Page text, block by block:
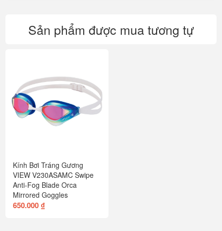
Sản phẩm được mua tương tự
Kính Bơi Tráng Gương
VIEW V230ASAMC Swipe
Anti-Fog Blade Orca
Mirrored Goggles
650.000 ₫